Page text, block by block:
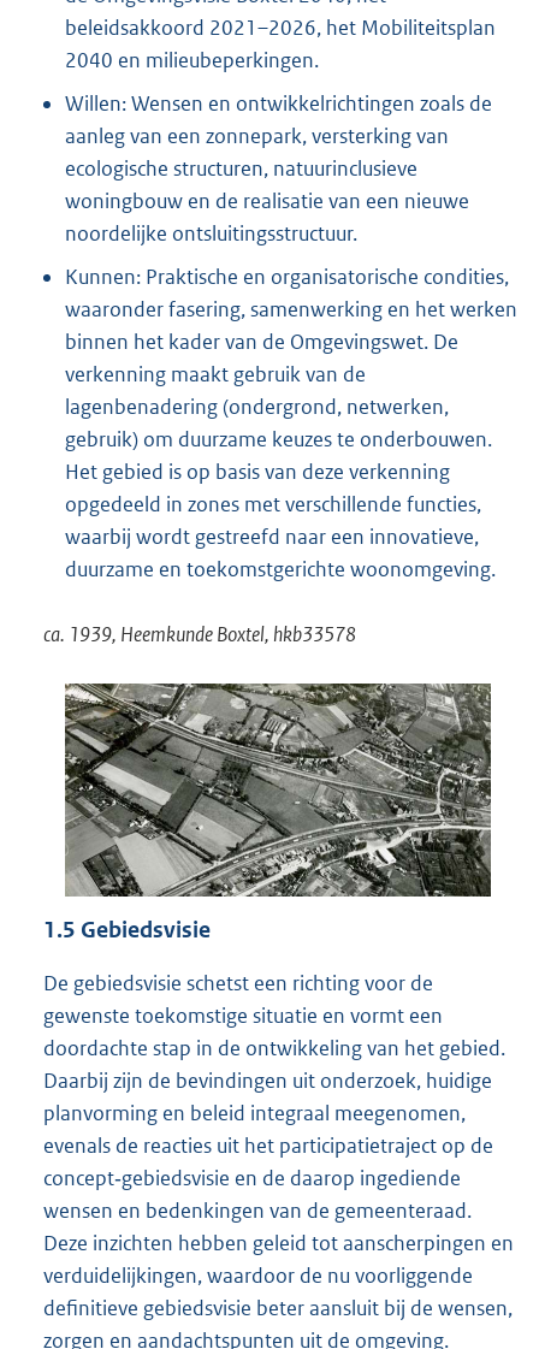
beleidsakkoord 2021–2026, het Mobiliteitsplan
2040 en milieubeperkingen.
Willen: Wensen en ontwikkelrichtingen zoals de
aanleg van een zonnepark, versterking van
ecologische structuren, natuurinclusieve
woningbouw en de realisatie van een nieuwe
noordelijke ontsluitingsstructuur.
Kunnen: Praktische en organisatorische condities,
waaronder fasering, samenwerking en het werken
binnen het kader van de Omgevingswet. De
verkenning maakt gebruik van de
lagenbenadering (ondergrond, netwerken,
gebruik) om duurzame keuzes te onderbouwen.
Het gebied is op basis van deze verkenning
opgedeeld in zones met verschillende functies,
waarbij wordt gestreefd naar een innovatieve,
duurzame en toekomstgerichte woonomgeving.
ca. 1939, Heemkunde Boxtel, hkb33578
1.5 Gebiedsvisie
De gebiedsvisie schetst een richting voor de
gewenste toekomstige situatie en vormt een
doordachte stap in de ontwikkeling van het gebied.
Daarbij zijn de bevindingen uit onderzoek, huidige
planvorming en beleid integraal meegenomen,
evenals de reacties uit het participatietraject op de
concept‑gebiedsvisie en de daarop ingediende
wensen en bedenkingen van de gemeenteraad.
Deze inzichten hebben geleid tot aanscherpingen en
verduidelijkingen, waardoor de nu voorliggende
definitieve gebiedsvisie beter aansluit bij de wensen,
zorgen en aandachtspunten uit de omgeving.